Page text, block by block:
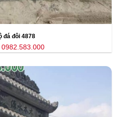
đá đôi 4878